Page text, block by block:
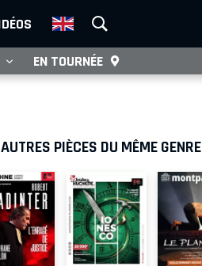
EN TOURNÉE
PIÈCES DU MÊME GENRE